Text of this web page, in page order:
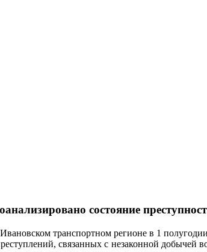
состояние
транспортном регионе в 1
связанных с незаконной